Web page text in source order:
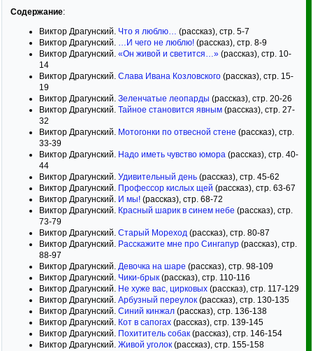
Содержание:
Виктор Драгунский. Что я люблю… (рассказ), стр. 5-7
Виктор Драгунский. …И чего не люблю! (рассказ), стр. 8-9
Виктор Драгунский. «Он живой и светится…» (рассказ), стр. 10-
14
Виктор Драгунский. Слава Ивана Козловского (рассказ), стр. 15-
19
Виктор Драгунский. Зеленчатые леопарды (рассказ), стр. 20-26
Виктор Драгунский. Тайное становится явным (рассказ), стр. 27-
32
Виктор Драгунский. Мотогонки по отвесной стене (рассказ), стр.
33-39
Виктор Драгунский. Надо иметь чувство юмора (рассказ), стр. 40-
44
Виктор Драгунский. Удивительный день (рассказ), стр. 45-62
Виктор Драгунский. Профессор кислых щей (рассказ), стр. 63-67
Виктор Драгунский. И мы! (рассказ), стр. 68-72
Виктор Драгунский. Красный шарик в синем небе (рассказ), стр.
73-79
Виктор Драгунский. Старый Мореход (рассказ), стр. 80-87
Виктор Драгунский. Расскажите мне про Сингапур (рассказ), стр.
88-97
Виктор Драгунский. Девочка на шаре (рассказ), стр. 98-109
Виктор Драгунский. Чики-брык (рассказ), стр. 110-116
Виктор Драгунский. Не хуже вас, цирковых (рассказ), стр. 117-129
Виктор Драгунский. Арбузный переулок (рассказ), стр. 130-135
Виктор Драгунский. Синий кинжал (рассказ), стр. 136-138
Виктор Драгунский. Кот в сапогах (рассказ), стр. 139-145
Виктор Драгунский. Похититель собак (рассказ), стр. 146-154
Виктор Драгунский. Живой уголок (рассказ), стр. 155-158